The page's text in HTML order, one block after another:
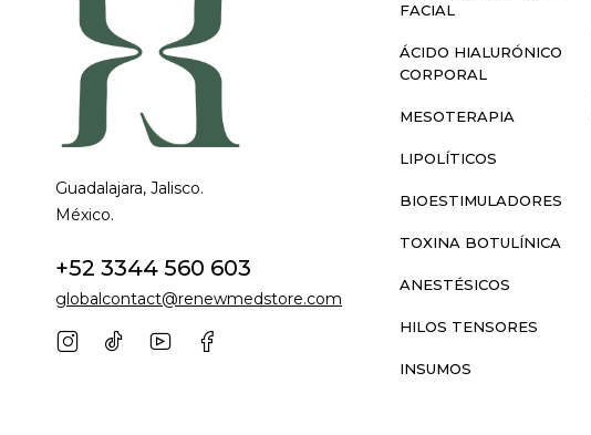
Guadalajara, Jalisco.
México.
+52 3344 560 603
globalcontact@renewmedstore.com
FACIAL
ÁCIDO HIALURÓNICO
CORPORAL
MESOTERAPIA
LIPOLÍTICOS
BIOESTIMULADORES
TOXINA BOTULÍNICA
ANESTÉSICOS
HILOS TENSORES
INSUMOS